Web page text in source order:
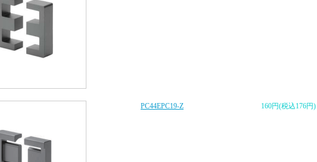
160円(税込176円)
PC44EPC19-Z